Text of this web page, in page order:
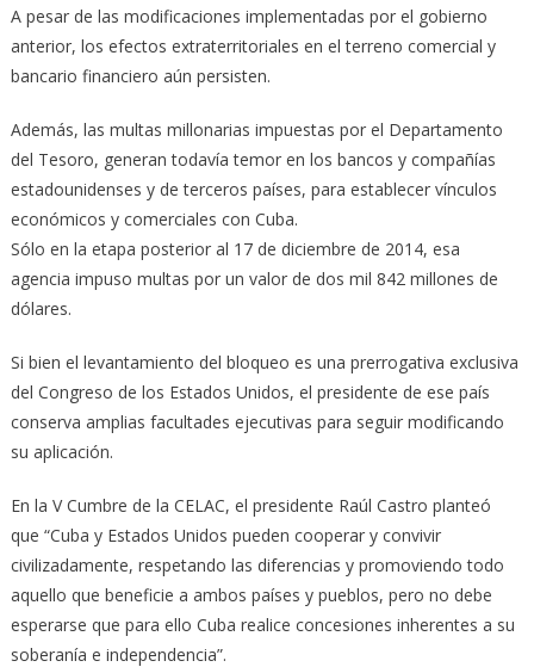
A pesar de las modificaciones implementadas por el gobierno
anterior, los efectos extraterritoriales en el terreno comercial y
bancario financiero aún persisten.
Además, las multas millonarias impuestas por el Departamento
del Tesoro, generan todavía temor en los bancos y compañías
estadounidenses y de terceros países, para establecer vínculos
económicos y comerciales con Cuba.
Sólo en la etapa posterior al 17 de diciembre de 2014, esa
agencia impuso multas por un valor de dos mil 842 millones de
dólares.
Si bien el levantamiento del bloqueo es una prerrogativa exclusiva
del Congreso de los Estados Unidos, el presidente de ese país
conserva amplias facultades ejecutivas para seguir modificando
su aplicación.
En la V Cumbre de la CELAC, el presidente Raúl Castro planteó
que “Cuba y Estados Unidos pueden cooperar y convivir
civilizadamente, respetando las diferencias y promoviendo todo
aquello que beneficie a ambos países y pueblos, pero no debe
esperarse que para ello Cuba realice concesiones inherentes a su
soberanía e independencia”.